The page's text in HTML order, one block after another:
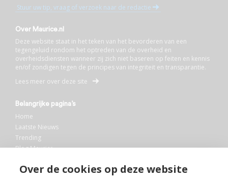
Over de cookies op deze website
Stuur uw tip, vraag of verzoek naar de redactie
Over Maurice.nl
Deze website staat in het teken van het bevorderen van een
tegengeluid rondom het optreden van de overheid en
overheidsdiensten wanneer zij zich niet baseren op feiten en kennis
en/of zondigen tegen de principes van integriteit en transparantie.
Lees meer over deze site
Belangrijke pagina’s
Home
Laatste Nieuws
Trending
Blog Maurice
Bibliotheek